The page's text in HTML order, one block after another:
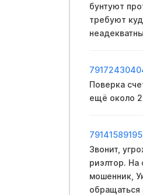
бyнтуют
требуют
Поверка
ещё около
79141589195
Звонит,
риэлтор.
мошенник,
обращаться